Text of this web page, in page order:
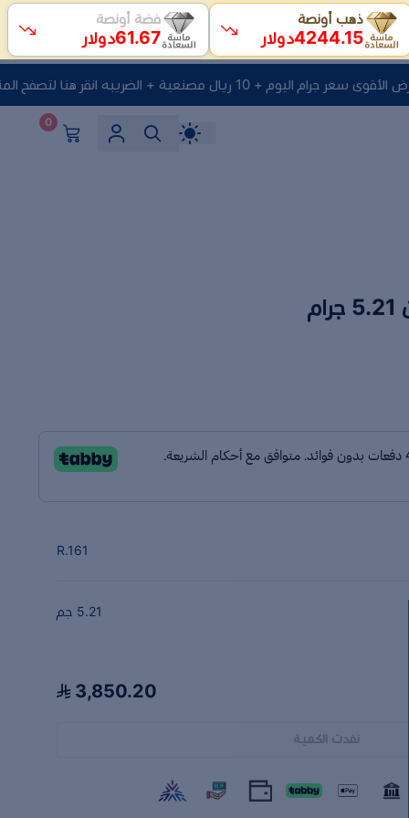
اليوم + 10 ريال مصنعية + الضريبه انقر هنا لتصفح المنتجات
0
R.161
5.21 جم
3,850.20
نفدت الكمية
ذهب أونصة
4244.15دولار
فضة أونصة
61.67دولار